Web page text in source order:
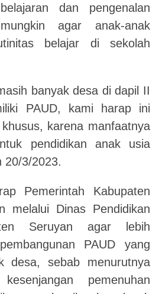
dan pengenalan
agar anak-anak
belajar di sekolah
banyak desa di dapil II
PAUD, kami harap ini
karena manfaatnya
pendidikan anak usia
20/3/2023.
Pemerintah Kabupaten
melalui Dinas Pendidikan
Seruyan agar lebih
PAUD yang
desa, sebab menurutnya
pemenuhan